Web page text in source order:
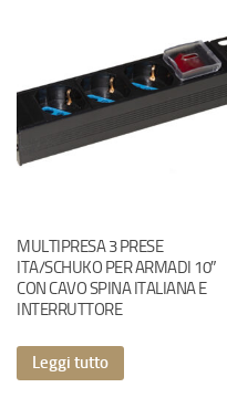
MULTIPRESA 3 PRESE
ITA/SCHUKO PER ARMADI 10″
CON CAVO SPINA ITALIANA E
INTERRUTTORE
Leggi tutto